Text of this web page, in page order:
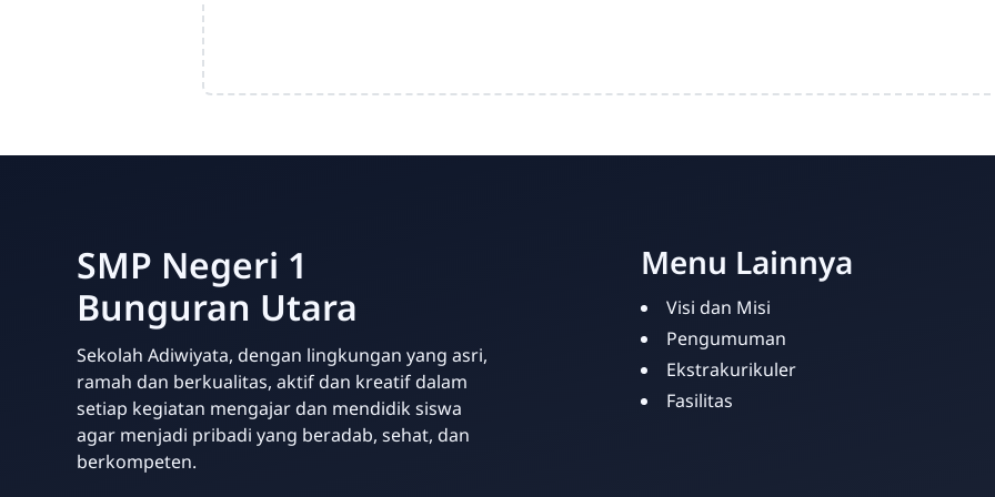
SMP Negeri 1
Bunguran Utara
Sekolah Adiwiyata, dengan lingkungan yang asri,
ramah dan berkualitas, aktif dan kreatif dalam
setiap kegiatan mengajar dan mendidik siswa
agar menjadi pribadi yang beradab, sehat, dan
berkompeten.
Menu Lainnya
Visi dan Misi
Pengumuman
Ekstrakurikuler
Fasilitas